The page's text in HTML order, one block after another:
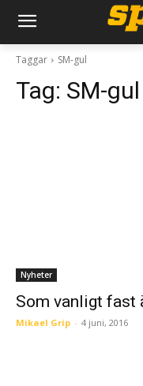
Taggar SM-gul
Tag: SM-gul
Nyheter
Som vanligt fast
Mikael Grip - 4 juni, 2016